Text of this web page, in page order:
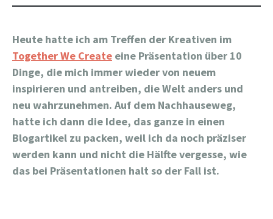
Heute hatte ich am Treffen der Kreativen im
Together We Create eine Präsentation über 10
Dinge, die mich immer wieder von neuem
inspirieren und antreiben, die Welt anders und
neu wahrzunehmen. Auf dem Nachhauseweg,
hatte ich dann die Idee, das ganze in einen
Blogartikel zu packen, weil ich da noch präziser
werden kann und nicht die Hälfte vergesse, wie
das bei Präsentationen halt so der Fall ist.